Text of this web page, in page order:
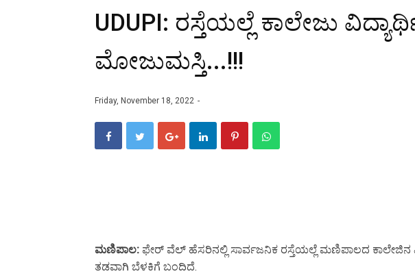
UDUPI: ರಸ್ತೆಯಲ್ಲೆ ಕಾಲೇಜು
ಮೋಜುಮಸ್ತಿ...!!!
Friday, November 18, 2022
ಮಣಿಪಾಲ: ಫೇರ್ ವೆಲ್ ಹೆಸರಿನಲ್ಲಿ ಸಾರ್ವಜನಿಕ ರಸ್ತೆಯಲ್ಲೆ ಮಣಿಪಾಲದ ಕಾಲೇಜಿನ‌
ತಡವಾಗಿ ಬೆಳಕಿಗೆ ಬಂದಿದೆ.